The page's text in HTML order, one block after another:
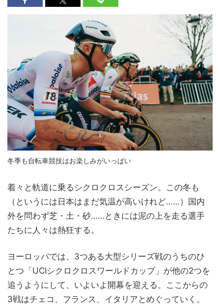
冬季も自転車競技はお楽しみがいっぱい
着々と軌道に乗るシクロクロスシーズン。この冬も
（というには日本はまだ気温が高いけれど……）国内
外を問わず芝・土・砂……ときには泥の上を走る選手
たちに人々は熱狂する。
ヨーロッパでは、3つある大型シリーズ戦のうちのひ
とつ「UCIシクロクロスワールドカップ」が他の2つを
追うようにして、いよいよ開幕を迎える。ここからの
3戦はチェコ、フランス、イタリアとめぐっていく。